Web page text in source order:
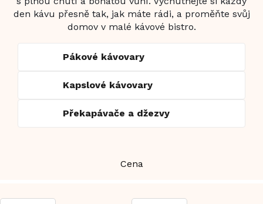
den kávu přesně tak, jak máte rádi, a proměňte svůj
domov v malé kávové bistro.
Pákové kávovary
Kapslové kávovary
Překapávače a džezvy
Cena